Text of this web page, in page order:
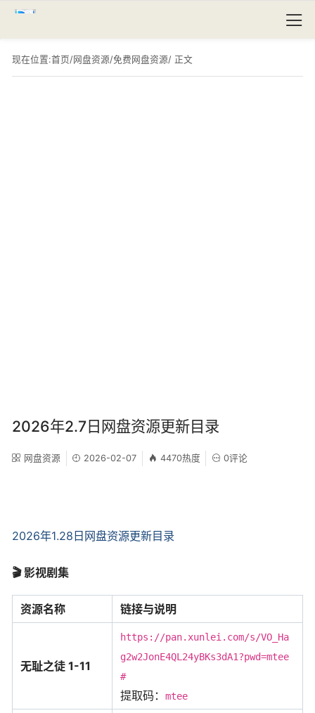
现在位置:首页/网盘资源/免费网盘资源/ 正文
2026年2.7日网盘资源更新目录
网盘资源 2026-02-07 4470热度 0评论
2026年1.28日网盘资源更新目录
🎬影视剧集
资源名称 链接与说明
无耻之徒 1-11
https://pan.xunlei.com/s/VO_Ha
g2w2JonE4QL24yBKs3dA1?pwd=mtee
#
提取码：mtee